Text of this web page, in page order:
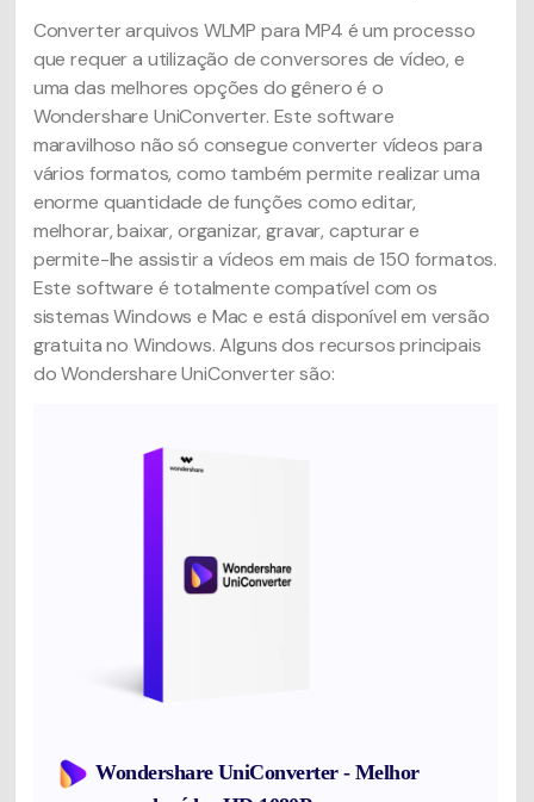
Converter arquivos WLMP para MP4 é um processo
que requer a utilização de conversores de vídeo, e
uma das melhores opções do gênero é o
Wondershare UniConverter. Este software
maravilhoso não só consegue converter vídeos para
vários formatos, como também permite realizar uma
enorme quantidade de funções como editar,
melhorar, baixar, organizar, gravar, capturar e
permite-lhe assistir a vídeos em mais de 150 formatos.
Este software é totalmente compatível com os
sistemas Windows e Mac e está disponível em versão
gratuita no Windows. Alguns dos recursos principais
do Wondershare UniConverter são:
Wondershare UniConverter - Melhor